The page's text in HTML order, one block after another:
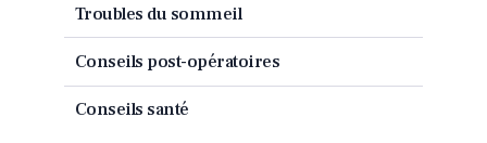
Troubles du sommeil
Conseils post-opératoires
Conseils santé